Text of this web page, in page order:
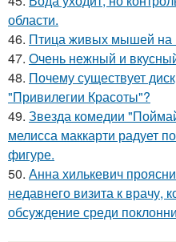
области.
46. Птица живых мышей на
47. Очень нежный и
48. Почему существует
"Привилегии Красоты"?
49. Звезда комедии
мелисса маккарти радует
фигуре.
50. Анна хилькевич
недавнего визита к врачу,
обсуждение среди